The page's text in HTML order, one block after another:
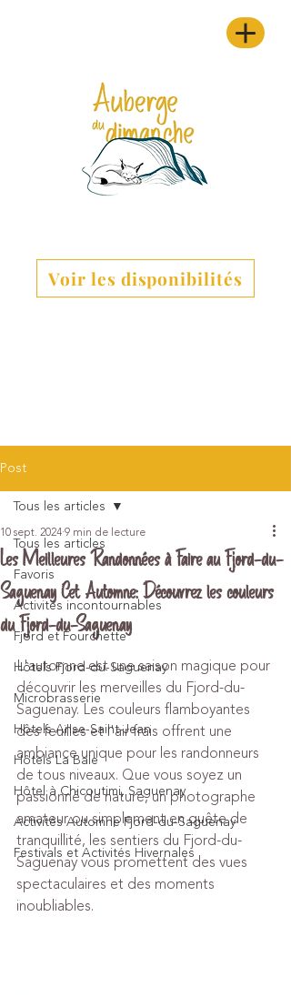
Voir les disponibilités
Post
Tous les articles
Favoris
Activités incontournables
Fjord et Fourchette
Hôtels Fjord-du-Saguenay
Microbrasserie
Hôtels Anse-Saint-Jean
Hôtels La Baie
Hôtel à Chicoutimi, Saguenay
Activités Automne Fjord-du-Saguenay
Festivals et Activités Hivernales
Tous les articles
Les Meilleures Randonnées à Faire au Fjord-du-
Saguenay Cet Automne: Découvrez les couleurs
du Fjord-du-Saguenay
10 sept. 20249 min de lecture
L'automne est une saison magique pour
découvrir les merveilles du Fjord-du-
Saguenay. Les couleurs flamboyantes
des feuilles et l'air frais offrent une
ambiance unique pour les randonneurs
de tous niveaux. Que vous soyez un
passionné de nature, un photographe
amateur ou simplement en quête de
tranquillité, les sentiers du Fjord-du-
Saguenay vous promettent des vues
spectaculaires et des moments
inoubliables.